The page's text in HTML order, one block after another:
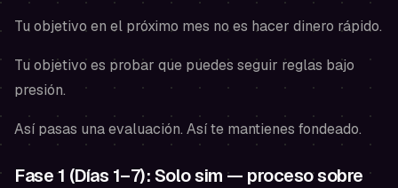
Tu objetivo en el próximo mes no es hacer dinero rápido.
Tu objetivo es probar que puedes seguir reglas bajo
presión.
Así pasas una evaluación. Así te mantienes fondeado.
Fase 1 (Días 1–7): Solo sim — proceso sobre